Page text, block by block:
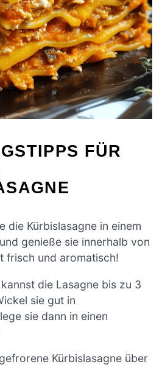
FÜR
die Kürbislasagne in einem
genieße sie innerhalb von
frisch und aromatisch!
die Lasagne bis zu 3
sie gut in
sie dann in einen
Kürbislasagne über